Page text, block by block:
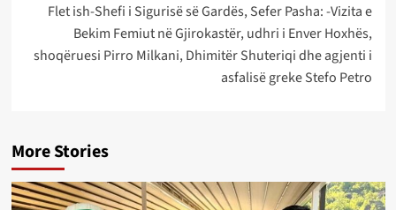
Flet ish-Shefi i Sigurisë së Gardës, Sefer Pasha: -Vizita e
Bekim Femiut në Gjirokastër, udhri i Enver Hoxhës,
shoqëruesi Pirro Milkani, Dhimitër Shuteriqi dhe agjenti i
asfalisë greke Stefo Petro
More Stories